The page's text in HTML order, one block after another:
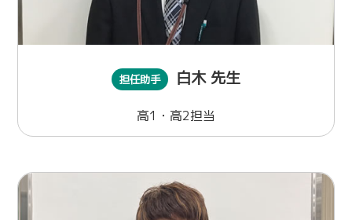
担任助手 白木 先生
高1・高2担当